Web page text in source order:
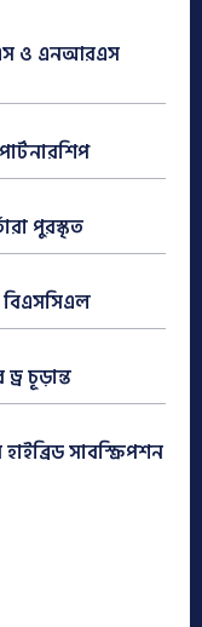
ও এনআরএস
পুরস্কৃত
বিএসসিএল
চূড়ান্ত
সাবস্ক্রিপশন